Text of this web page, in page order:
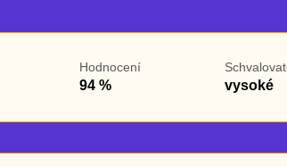
Hodnocení
94 % vysoké